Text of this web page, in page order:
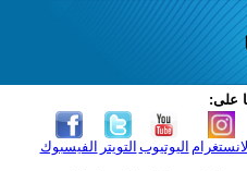
على:
الفيسبوك التويتر اليوتيوب